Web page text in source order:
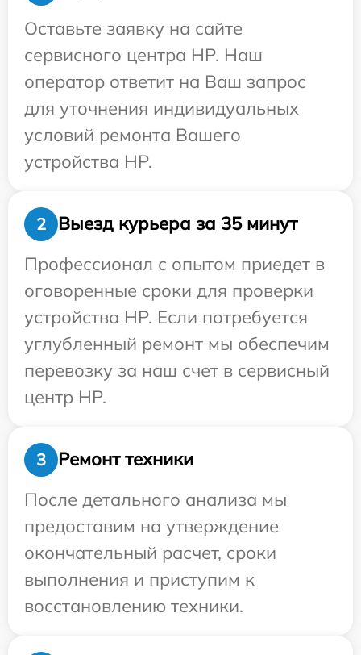
Оставьте заявку на сайте
сервисного центра HP. Наш
оператор ответит на Ваш запрос
для уточнения индивидуальных
условий ремонта Вашего
устройства HP.
2
Выезд курьера за 35 минут
Профессионал с опытом приедет в
оговоренные сроки для проверки
устройства HP. Если потребуется
углубленный ремонт мы обеспечим
перевозку за наш счет в сервисный
центр HP.
3
Ремонт техники
После детального анализа мы
предоставим на утверждение
окончательный расчет, сроки
выполнения и приступим к
восстановлению техники.